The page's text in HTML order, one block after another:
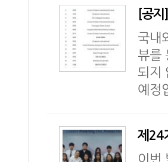
[공
국내
뷰를
되지
예정
제24
이번